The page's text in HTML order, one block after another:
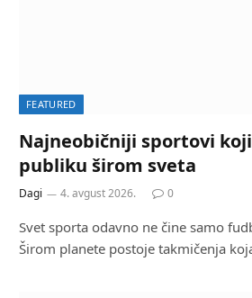
FEATURED
Najneobičniji sportovi
publiku širom sveta
Dagi 4. avgust 2026. 0
Svet sporta odavno ne čine samo
Širom planete postoje takmičenja